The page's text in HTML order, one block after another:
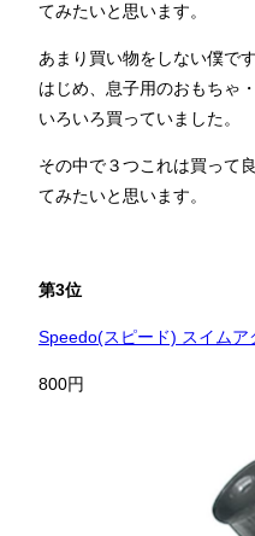
てみたいと思います。
あまり買い物をしない僕で
はじめ、息子用のおもちゃ
いろいろ買っていました。
その中で３つこれは買って
てみたいと思います。
第3位
Speedo(スピード) スイム
800円